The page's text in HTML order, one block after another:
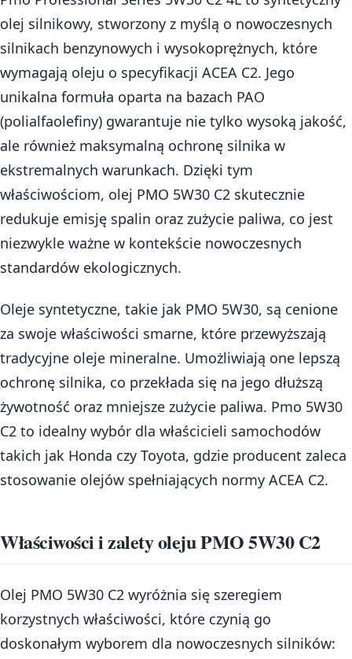
olej silnikowy, stworzony z myślą o nowoczesnych
silnikach benzynowych i wysokoprężnych, które
wymagają oleju o specyfikacji ACEA C2. Jego
unikalna formuła oparta na bazach PAO
(polialfaolefiny) gwarantuje nie tylko wysoką jakość,
ale również maksymalną ochronę silnika w
ekstremalnych warunkach. Dzięki tym
właściwościom, olej PMO 5W30 C2 skutecznie
redukuje emisję spalin oraz zużycie paliwa, co jest
niezwykle ważne w kontekście nowoczesnych
standardów ekologicznych.
Oleje syntetyczne, takie jak PMO 5W30, są cenione
za swoje właściwości smarne, które przewyższają
tradycyjne oleje mineralne. Umożliwiają one lepszą
ochronę silnika, co przekłada się na jego dłuższą
żywotność oraz mniejsze zużycie paliwa. Pmo 5W30
C2 to idealny wybór dla właścicieli samochodów
takich jak Honda czy Toyota, gdzie producent zaleca
stosowanie olejów spełniających normy ACEA C2.
Właściwości i zalety oleju PMO 5W30 C2
Olej PMO 5W30 C2 wyróżnia się szeregiem
korzystnych właściwości, które czynią go
doskonałym wyborem dla nowoczesnych silników: